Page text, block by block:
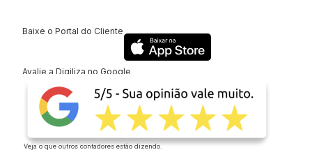
Baixe o Portal do Cliente
Avalie a Digiliza no Google
Veja o que outros contadores estão dizendo.